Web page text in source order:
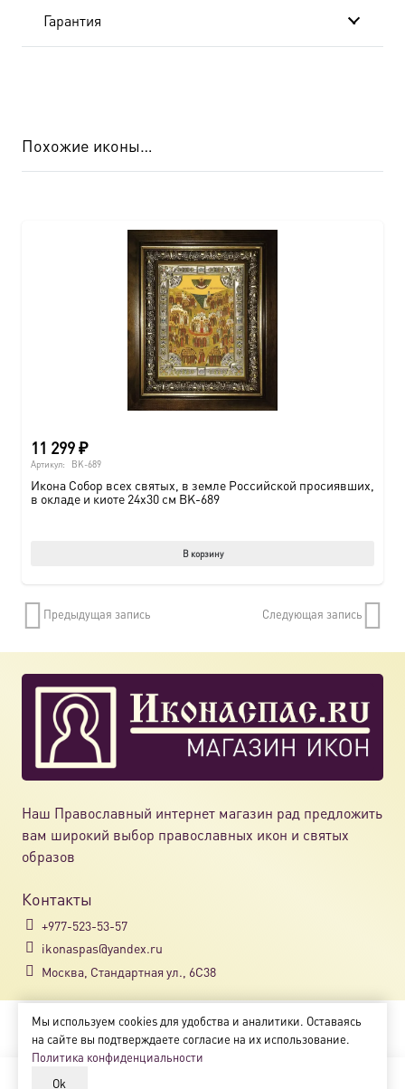
Гарантия
Похожие иконы…
11 299₽
Артикул: BK-689
Икона Собор всех святых, в земле Российской просиявших,
в окладе и киоте 24х30 см BK-689
В корзину
Предыдущая запись Следующая запись
Наш Православный интернет магазин рад предложить
вам широкий выбор православных икон и святых
образов
Контакты
+977-523-53-57
ikonaspas@yandex.ru
Москва, Стандартная ул., 6С38
Copyright © 2018-2025
Магазин православных икон «ikonaspas.ru»
Мы используем cookies для удобства и аналитики. Оставаясь
на сайте вы подтверждаете согласие на их использование.
Политика конфиденциальности
Ok